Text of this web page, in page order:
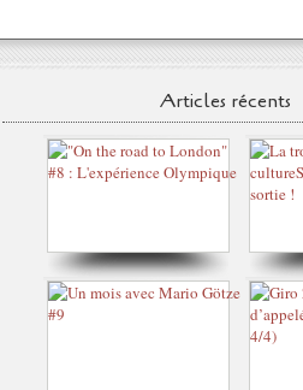
Articles récents